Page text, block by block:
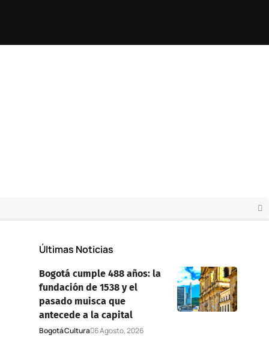
Últimas Noticias
Bogotá cumple 488 años: la
fundación de 1538 y el
pasado muisca que
antecede a la capital
BogotáCultura 6 Agosto, 2026